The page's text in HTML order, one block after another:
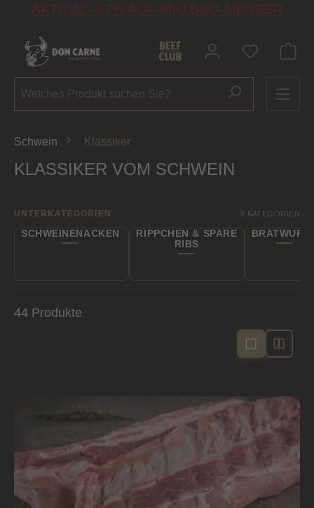
springen
AKTION: -67% AUF MIU BBQ-MESSER
Du hast 0
Schwein Klassiker
KLASSIKER VOM SCHWEIN
UNTERKATEGORIEN 8 KATEGORIEN
SCHWEINENACKEN
RIPPCHEN & SPARE
RIBS
44 Produkte